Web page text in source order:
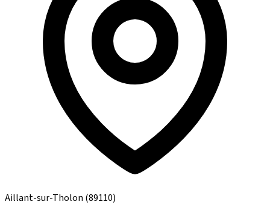
Aillant-sur-Tholon (89110)